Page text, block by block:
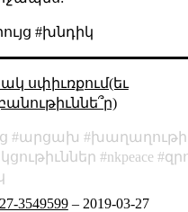
#խնդիկ
սփիւռքում(եւ
արցախ
nkpeace
3549599– 2019-03-27